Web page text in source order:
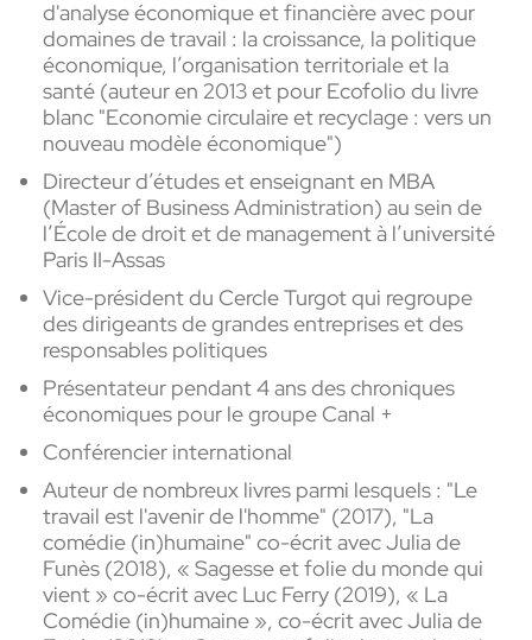
d'analyse économique et financière avec pour
domaines de travail : la croissance, la politique
économique, l’organisation territoriale et la
santé (auteur en 2013 et pour Ecofolio du livre
blanc "Economie circulaire et recyclage : vers un
nouveau modèle économique")
Directeur d’études et enseignant en MBA
(Master of Business Administration) au sein de
l’École de droit et de management à l’université
Paris II-Assas
Vice-président du Cercle Turgot qui regroupe
des dirigeants de grandes entreprises et des
responsables politiques
Présentateur pendant 4 ans des chroniques
économiques pour le groupe Canal +
Conférencier international
Auteur de nombreux livres parmi lesquels : "Le
travail est l'avenir de l'homme" (2017), "La
comédie (in)humaine" co-écrit avec Julia de
Funès (2018), « Sagesse et folie du monde qui
vient » co-écrit avec Luc Ferry (2019), « La
Comédie (in)humaine », co-écrit avec Julia de